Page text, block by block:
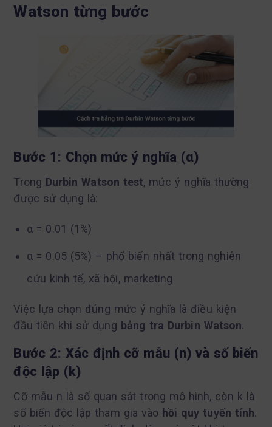
Watson từng bước
Bước 1: Chọn mức ý nghĩa (α)
Trong Durbin Watson test, mức ý nghĩa thường
được sử dụng là:
α = 0.01 (1%)
α = 0.05 (5%) – phổ biến nhất trong nghiên
cứu kinh tế, xã hội, marketing
Việc lựa chọn đúng mức ý nghĩa là điều kiện
đầu tiên khi sử dụng bảng tra Durbin Watson.
Bước 2: Xác định cỡ mẫu (n) và số biến
độc lập (k)
Cỡ mẫu n là số quan sát trong mô hình, còn k là
số biến độc lập tham gia vào hồi quy tuyến tính.